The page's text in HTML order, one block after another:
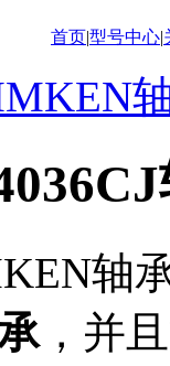
首页|型号中心|
轴
，并